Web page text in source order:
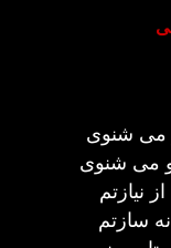
می شنوی
می شنوی
نیازتم
سازتم